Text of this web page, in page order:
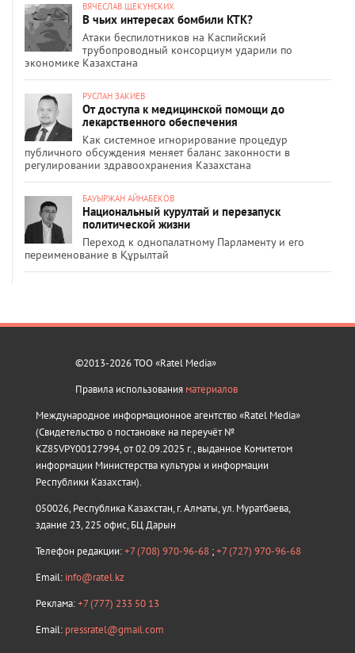
ВЯЧЕСЛАВ ЩЕКУНСКИХ
В чьих интересах бомбили КТК?
Атаки беспилотников на Каспийский
трубопроводный консорциум ударили по
экономике Казахстана
РУСЛАН ЗАКИЕВ
От доступа к медицинской помощи до
лекарственного обеспечения
Как системное игнорирование процедур
публичного обсуждения меняет баланс законности в
регулировании здравоохранения Казахстана
БАУЫРЖАН АЙНАБЕКОВ
Национальный курултай и перезапуск
политической жизни
Переход к однопалатному Парламенту и его
переименование в Құрылтай
©2013-2026 ТОО «Ratel Media»
Правила использования материалов
Международное информационное агентство «Ratel Media»
(Свидетельство о постановке на переучёт №
KZ85VPY00127994, от 02.09.2025 г., выданное Комитетом
информации Министерства культуры и информации
Республики Казахстан).
050026, Республика Казахстан, г. Алматы, ул. Муратбаева,
здание 23, 225 офис, БЦ Дарын
Телефон редакции:+7 (708) 970-96-68 ;+7 (727) 970-96-68
Email: info@ratel.kz
Реклама:+7 (777) 233 50 13
Email: pressratel@gmail.com